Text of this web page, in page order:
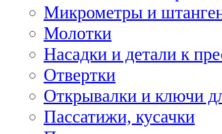
Микрометры и
Молотки
Насадки и детали к
Отвертки
Открывалки и ключи
Пассатижи, кусачки